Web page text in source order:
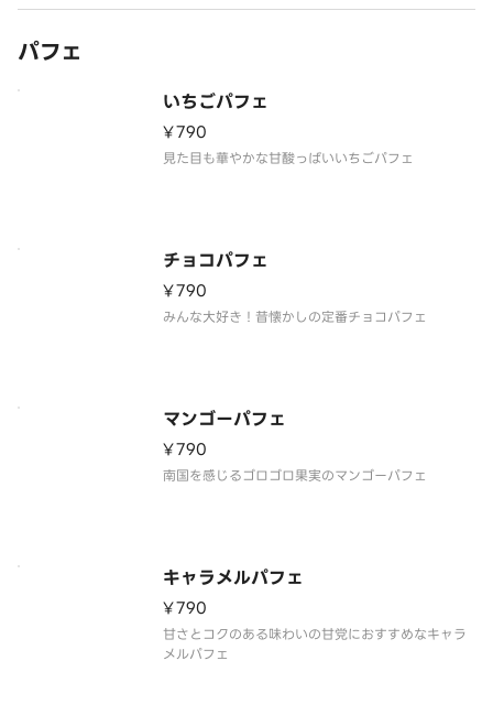
パフェ
いちごパフェ
¥790
見た目も華やかな甘酸っぱいいちごパフェ
チョコパフェ
¥790
みんな大好き！昔懐かしの定番チョコパフェ
マンゴーパフェ
¥790
南国を感じるゴロゴロ果実のマンゴーパフェ
キャラメルパフェ
¥790
甘さとコクのある味わいの甘党におすすめなキャラ
メルパフェ